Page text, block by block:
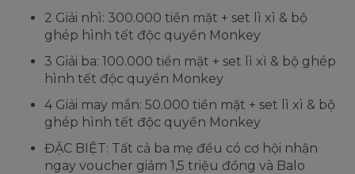
2 Giải nhì: 300.000 tiền mặt + set lì xì & bộ
ghép hình tết độc quyền Monkey
3 Giải ba: 100.000 tiền mặt + set lì xì & bộ ghép
hình tết độc quyền Monkey
4 Giải may mắn: 50.000 tiền mặt + set lì xì & bộ
ghép hình tết độc quyền Monkey
ĐẶC BIỆT: Tất cả ba mẹ đều có cơ hội nhận
ngay voucher giảm 1,5 triệu đồng và Balo